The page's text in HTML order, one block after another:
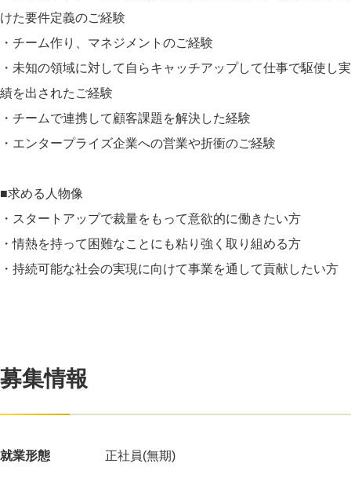
けた要件定義のご経験
・チーム作り、マネジメントのご経験
・未知の領域に対して自らキャッチアップして仕事で駆使し実
績を出されたご経験
・チームで連携して顧客課題を解決した経験
・エンタープライズ企業への営業や折衝のご経験
■求める人物像
・スタートアップで裁量をもって意欲的に働きたい方
・情熱を持って困難なことにも粘り強く取り組める方
・持続可能な社会の実現に向けて事業を通して貢献したい方
募集情報
就業形態 正社員(無期)